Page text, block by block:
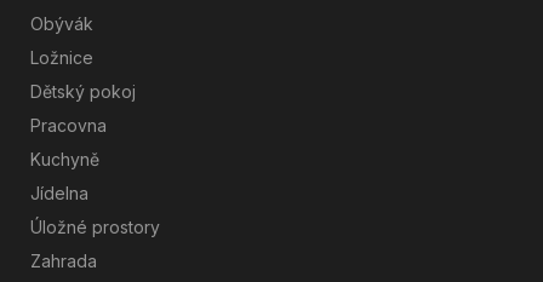
Obývák
Ložnice
Dětský pokoj
Pracovna
Kuchyně
Jídelna
Úložné prostory
Zahrada